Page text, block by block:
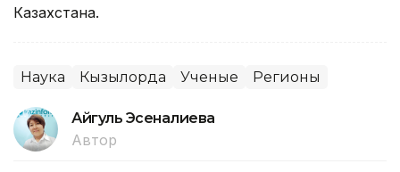
Казахстана.
Наука Кызылорда Ученые Регионы
Айгуль Эсеналиева
Автор